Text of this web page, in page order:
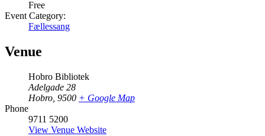
Free
Event Category:
Fællessang
Venue
Hobro Bibliotek
Adelgade 28
Hobro 9500 + Google Map
Phone
9711 5200
View Venue Website